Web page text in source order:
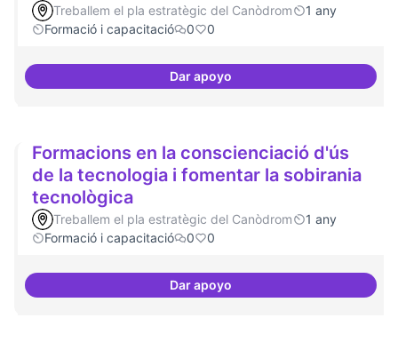
Treballem el pla estratègic del Canòdrom
1 any
Formació i capacitació
0 0
Dar apoyoFormació FLOSS a Casals de
Formacions en la conscienciació d'ús
de la tecnologia i fomentar la sobirania
tecnològica
Treballem el pla estratègic del Canòdrom
1 any
Formació i capacitació
0 0
Dar apoyoFormacions en la